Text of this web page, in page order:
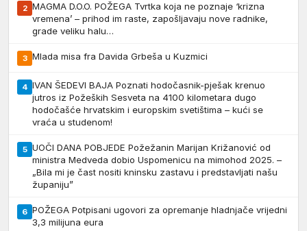
2 MAGMA D.O.O. POŽEGA Tvrtka koja ne poznaje ‘krizna
vremena’ – prihod im raste, zapošljavaju nove radnike,
grade veliku halu…
3 Mlada misa fra Davida Grbeša u Kuzmici
4 IVAN ŠEDEVI BAJA Poznati hodočasnik-pješak krenuo
jutros iz Požeških Sesveta na 4100 kilometara dugo
hodočašće hrvatskim i europskim svetištima – kući se
vraća u studenom!
5 UOČI DANA POBJEDE Požežanin Marijan Križanović od
ministra Medveda dobio Uspomenicu na mimohod 2025. –
„Bila mi je čast nositi kninsku zastavu i predstavljati našu
županiju”
6 POŽEGA Potpisani ugovori za opremanje hladnjače vrijedni
3,3 milijuna eura